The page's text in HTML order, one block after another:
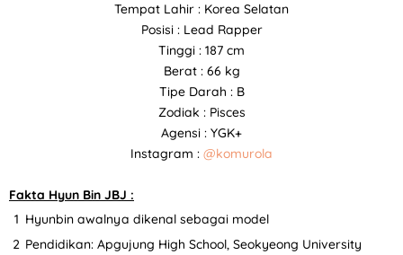
Tempat Lahir : Korea Selatan
Posisi : Lead Rapper
Tinggi : 187 cm
Berat : 66 kg
Tipe Darah : B
Zodiak : Pisces
Agensi : YGK+
Instagram : @komurola
Fakta Hyun Bin JBJ :
Hyunbin awalnya dikenal sebagai model
Pendidikan: Apgujung High School, Seokyeong University